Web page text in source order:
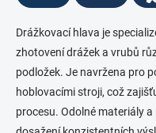
Drážkovací hlava je
zhotovení drážek a vrubů
podložek. Je navržena pro
hoblovacími stroji, což
procesu. Odolné materiály